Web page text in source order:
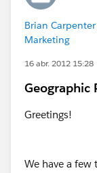
Brian Carpenter
Marketing
16 abr. 2012 15:28
Geographic
Greetings!
We have a